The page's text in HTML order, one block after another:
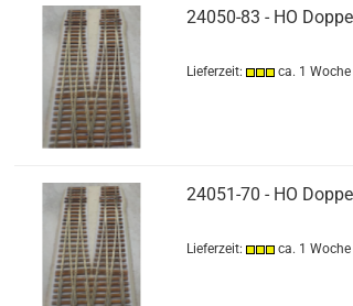
24050-83 - HO
Lieferzeit: ca. 1 Woche
24051-70 - HO
Lieferzeit: ca. 1 Woche